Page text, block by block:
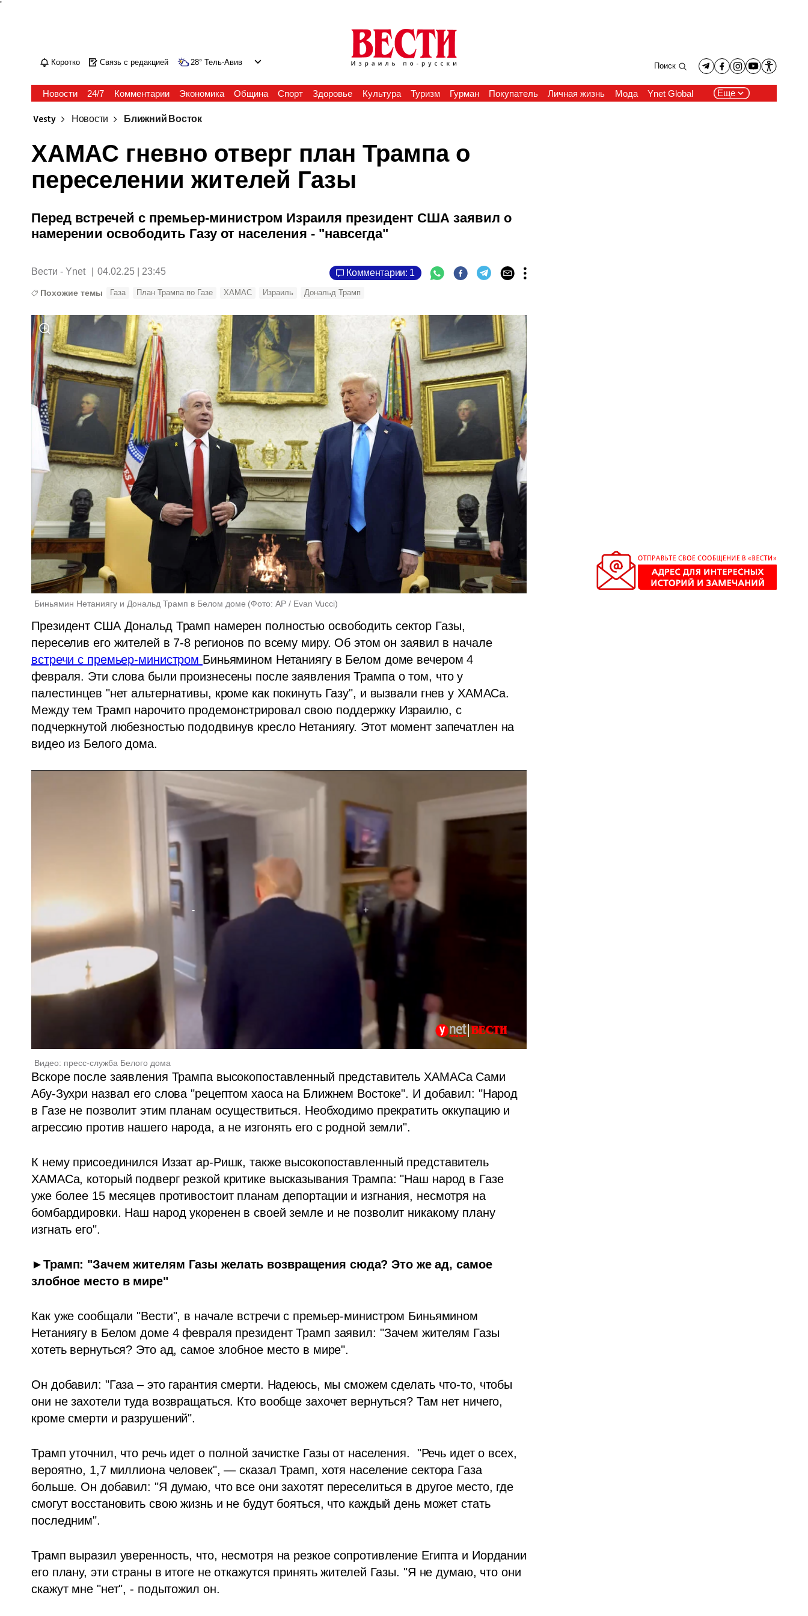
'
Коротко Связь с редакцией 28° Тель-Авив Поиск
Новости 24/7 Комментарии Экономика Община Спорт Здоровье Культура Туризм Гурман Покупатель Личная жизнь Мода Ynet Global Еще
Vesty Новости Ближний Восток
ХАМАС гневно отверг план Трампа о
переселении жителей Газы
Перед встречей с премьер-министром Израиля президент США заявил о
намерении освободить Газу от населения - "навсегда"
Вести - Ynet 04.02.25 | 23:45 Комментарии: 1
Похожие темы Газа План Трампа по Газе ХАМАС Израиль Дональд Трамп
Биньямин Нетаниягу и Дональд Трамп в Белом доме (Фото: AP / Evan Vucci)
Президент США Дональд Трамп намерен полностью освободить сектор Газы,
переселив его жителей в 7-8 регионов по всему миру. Об этом он заявил в начале
встречи с премьер-министром Биньямином Нетаниягу в Белом доме вечером 4
февраля. Эти слова были произнесены после заявления Трампа о том, что у
палестинцев "нет альтернативы, кроме как покинуть Газу", и вызвали гнев у ХАМАСа.
Между тем Трамп нарочито продемонстрировал свою поддержку Израилю, с
подчеркнутой любезностью пододвинув кресло Нетаниягу. Этот момент запечатлен на
видео из Белого дома.
Видео: пресс-служба Белого дома
Вскоре после заявления Трампа высокопоставленный представитель ХАМАСа Сами
Абу-Зухри назвал его слова "рецептом хаоса на Ближнем Востоке". И добавил: "Народ
в Газе не позволит этим планам осуществиться. Необходимо прекратить оккупацию и
агрессию против нашего народа, а не изгонять его с родной земли".
К нему присоединился Иззат ар-Ришк, также высокопоставленный представитель
ХАМАСа, который подверг резкой критике высказывания Трампа: "Наш народ в Газе
уже более 15 месяцев противостоит планам депортации и изгнания, несмотря на
бомбардировки. Наш народ укоренен в своей земле и не позволит никакому плану
изгнать его".
►Трамп: "Зачем жителям Газы желать возвращения сюда? Это же ад, самое
злобное место в мире"
Как уже сообщали "Вести", в начале встречи с премьер-министром Биньямином
Нетаниягу в Белом доме 4 февраля президент Трамп заявил: "Зачем жителям Газы
хотеть вернуться? Это ад, самое злобное место в мире".
Он добавил: "Газа – это гарантия смерти. Надеюсь, мы сможем сделать что-то, чтобы
они не захотели туда возвращаться. Кто вообще захочет вернуться? Там нет ничего,
кроме смерти и разрушений".
Трамп уточнил, что речь идет о полной зачистке Газы от населения.  "Речь идет о всех,
вероятно, 1,7 миллиона человек", — сказал Трамп, хотя население сектора Газа
больше. Он добавил: "Я думаю, что все они захотят переселиться в другое место, где
смогут восстановить свою жизнь и не будут бояться, что каждый день может стать
последним".
Трамп выразил уверенность, что, несмотря на резкое сопротивление Египта и Иордании
его плану, эти страны в итоге не откажутся принять жителей Газы. "Я не думаю, что они
скажут мне "нет", - подытожил он.